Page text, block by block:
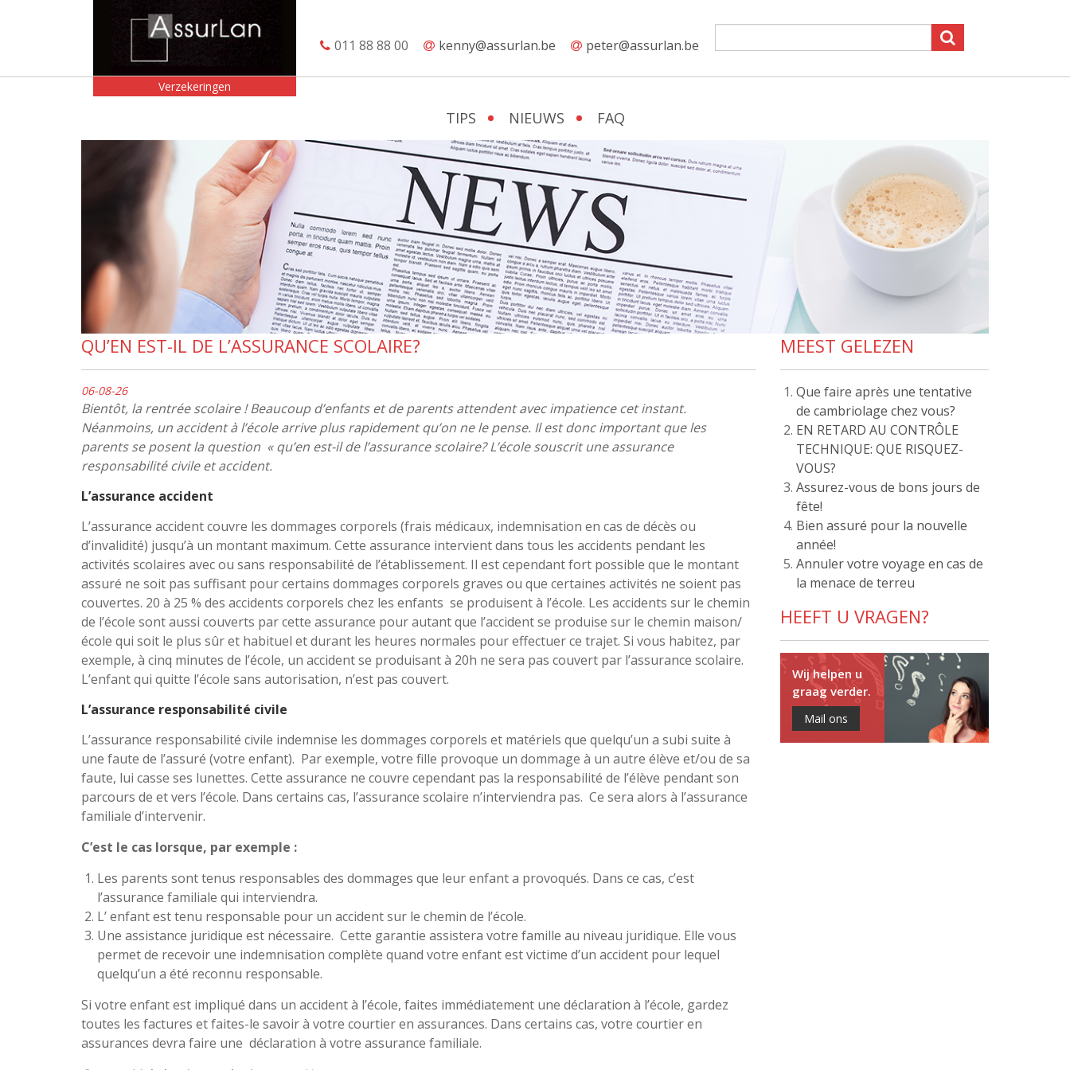
011 88 88 00 kenny@assurlan.be peter@assurlan.be
Verzekeringen
TIPS NIEUWS FAQ
QU’EN EST-IL DE L’ASSURANCE SCOLAIRE?
06-08-26
Bientôt, la rentrée scolaire ! Beaucoup d’enfants et de parents attendent avec impatience cet instant.
Néanmoins, un accident à l’école arrive plus rapidement qu’on ne le pense. Il est donc important que les
parents se posent la question « qu’en est-il de l’assurance scolaire? L’école souscrit une assurance
responsabilité civile et accident.
L’assurance accident
L’assurance accident couvre les dommages corporels (frais médicaux, indemnisation en cas de décès ou
d’invalidité) jusqu’à un montant maximum. Cette assurance intervient dans tous les accidents pendant les
activités scolaires avec ou sans responsabilité de l’établissement. Il est cependant fort possible que le montant
assuré ne soit pas suffisant pour certains dommages corporels graves ou que certaines activités ne soient pas
couvertes. 20 à 25 % des accidents corporels chez les enfants se produisent à l’école. Les accidents sur le chemin
de l’école sont aussi couverts par cette assurance pour autant que l’accident se produise sur le chemin maison/
école qui soit le plus sûr et habituel et durant les heures normales pour effectuer ce trajet. Si vous habitez, par
exemple, à cinq minutes de l’école, un accident se produisant à 20h ne sera pas couvert par l’assurance scolaire.
L’enfant qui quitte l’école sans autorisation, n’est pas couvert.
L’assurance responsabilité civile
L’assurance responsabilité civile indemnise les dommages corporels et matériels que quelqu’un a subi suite à
une faute de l’assuré (votre enfant). Par exemple, votre fille provoque un dommage à un autre élève et/ou de sa
faute, lui casse ses lunettes. Cette assurance ne couvre cependant pas la responsabilité de l’élève pendant son
parcours de et vers l’école. Dans certains cas, l’assurance scolaire n’interviendra pas. Ce sera alors à l’assurance
familiale d’intervenir.
C’est le cas lorsque, par exemple :
Les parents sont tenus responsables des dommages que leur enfant a provoqués. Dans ce cas, c’est
l’assurance familiale qui interviendra.
L’ enfant est tenu responsable pour un accident sur le chemin de l’école.
Une assistance juridique est nécessaire. Cette garantie assistera votre famille au niveau juridique. Elle vous
permet de recevoir une indemnisation complète quand votre enfant est victime d’un accident pour lequel
quelqu’un a été reconnu responsable.
Si votre enfant est impliqué dans un accident à l’école, faites immédiatement une déclaration à l’école, gardez
toutes les factures et faites-le savoir à votre courtier en assurances. Dans certains cas, votre courtier en
assurances devra faire une déclaration à votre assurance familiale.
MEEST GELEZEN
Que faire après une tentative
de cambriolage chez vous?
EN RETARD AU CONTRÔLE
TECHNIQUE: QUE RISQUEZ-
VOUS?
Assurez-vous de bons jours de
fête!
Bien assuré pour la nouvelle
année!
Annuler votre voyage en cas de
la menace de terreu
HEEFT U VRAGEN?
Wij helpen u
graag verder.
Mail ons